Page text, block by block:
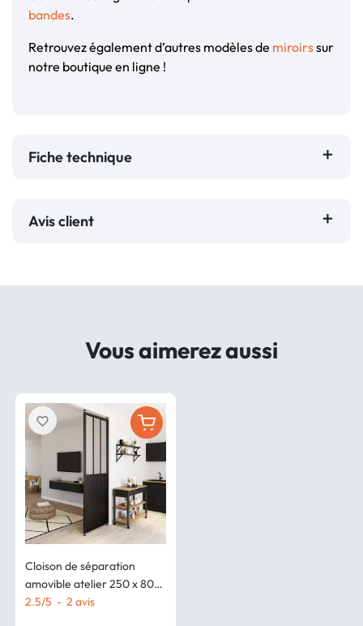
bandes.
Retrouvez également d’autres modèles de miroirssur
notre boutique en ligne !
Fiche technique
Avis client
Vous aimerez aussi
Cloison de séparation
amovible atelier 250 x 80
cm effet métal noir et verre
2.5/5 - 2 avis
favorite_border